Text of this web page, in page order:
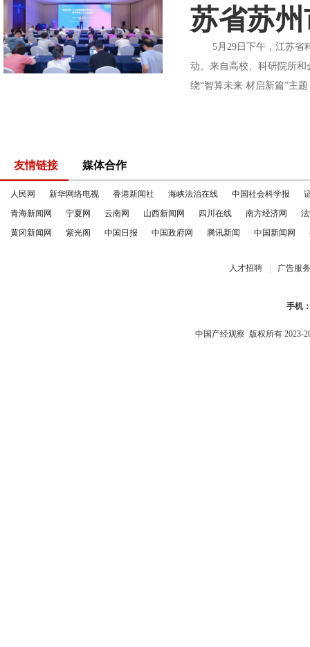
苏省苏
5月29日下午，江苏省科
动。来自高校、科研院所
绕“智算未来 材启新篇”主
友情链接 媒体合作
人民网 新华网络电视 香港新闻社 海峡法治在线 中国社会科学报
青海新闻网
宁夏网 云南网 山西新闻网 四川在线 南方经济网
黄冈新闻网
紫光阁 中国日报 中国政府网 腾讯新闻 中国新闻网
人才招聘 广告服务
手机
中国产经观察 版权所有 2023-